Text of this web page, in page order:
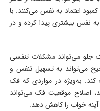
اعتماد به نفس می‌کنند. با
نفس بیشتری پیدا کرده و در
جلو می‌تواند مشکلات تنفسی
می‌تواند به تسهیل تنفس و
به‌ویژه در مواردی که فک
اصلاح موقعیت فک می‌تواند
خواب را کاهش دهد.